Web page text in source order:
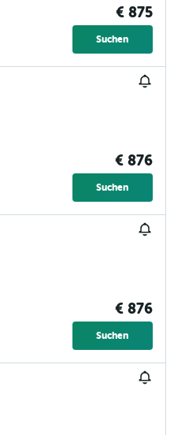
€ 875
Suchen
€ 876
Suchen
€ 876
Suchen